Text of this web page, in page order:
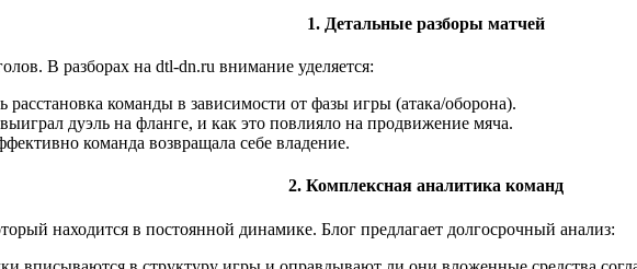
1. Детальные разборы матчей
В разборах на dtl-dn.ru внимание уделяется:
команды в зависимости от фазы игры (атака/оборона).
дуэль на фланге, и как это повлияло на продвижение мяча.
команда возвращала себе владение.
2. Комплексная аналитика команд
находится в постоянной динамике. Блог предлагает долгосрочный анализ: